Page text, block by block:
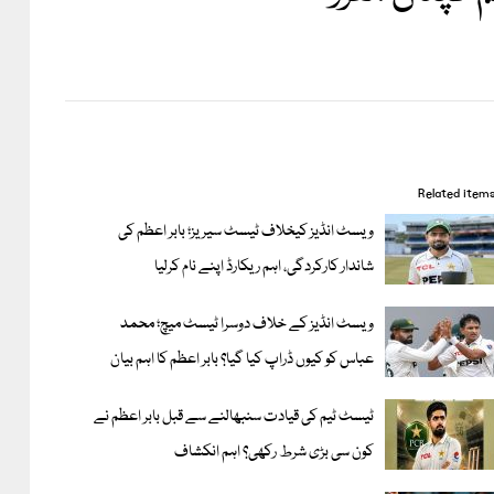
Related items
ویسٹ انڈیز کیخلاف ٹیسٹ سیریز؛ بابر اعظم کی
شاندار کارکردگی، اہم ریکارڈ اپنے نام کرلیا
ویسٹ انڈیز کے خلاف دوسرا ٹیسٹ میچ؛ محمد
عباس کو کیوں ڈراپ کیا گیا؟ بابر اعظم کا اہم بیان
ٹیسٹ ٹیم کی قیادت سنبھالنے سے قبل بابر اعظم نے
کون سی بڑی شرط رکھی؟ اہم انکشاف